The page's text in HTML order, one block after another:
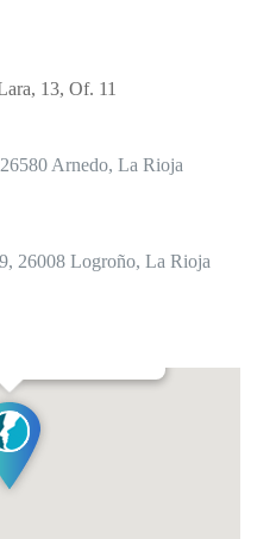
13, Of. 11
Arnedo, La Rioja
26008 Logroño, La Rioja